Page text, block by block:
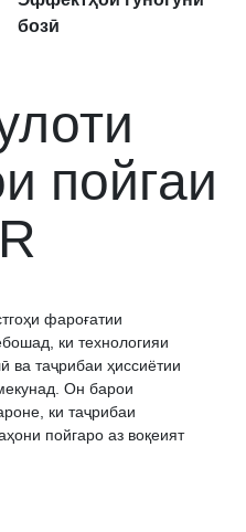
бозӣ
пойгаи
фароғатии
ки технологияи
ва таҷрибаи ҳиссиётии
Он барои
ки таҷрибаи
пойгаро аз воқеият